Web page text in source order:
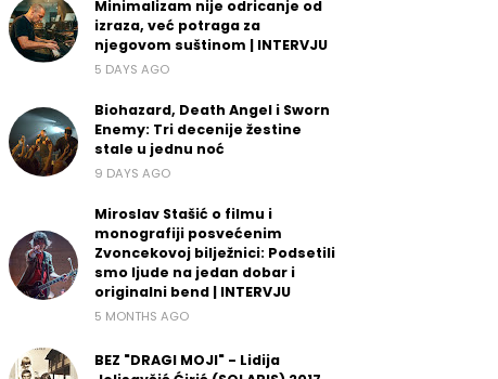
Minimalizam nije odricanje od
izraza, već potraga za
njegovom suštinom | INTERVJU
5 DAYS AGO
Biohazard, Death Angel i Sworn
Enemy: Tri decenije žestine
stale u jednu noć
9 DAYS AGO
Miroslav Stašić o filmu i
monografiji posvećenim
Zvoncekovoj bilježnici: Podsetili
smo ljude na jedan dobar i
originalni bend | INTERVJU
5 MONTHS AGO
BEZ "DRAGI MOJI" - Lidija